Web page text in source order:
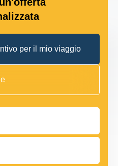
per il mio viaggio